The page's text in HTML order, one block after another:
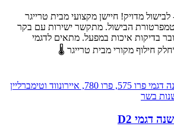
מדויק! חיישן מקצועי מבית טרייגר
הבישול. מתקשר ישירות עם בקר
בדיקות איכות במפעל. מתאים לדגמי
חילוף מקורי מבית טרייגר 🌡️